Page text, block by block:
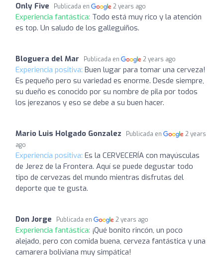
Only Five Publicada en 2 years ago
Experiencia fantástica: Todo está muy rico y la atención
es top. Un saludo de los galleguiños.
Bloguera del Mar Publicada en 2 years ago
Experiencia positiva: Buen lugar para tomar una cerveza!
Es pequeño pero su variedad es enorme. Desde siempre,
su dueño es conocido por su nombre de pila por todos
los jerezanos y eso se debe a su buen hacer.
Mario Luis Holgado Gonzalez Publicada en
2 years
ago
Experiencia positiva: Es la CERVECERÍA con mayúsculas
de Jerez de la Frontera. Aquí se puede degustar todo
tipo de cervezas del mundo mientras disfrutas del
deporte que te gusta.
Don Jorge Publicada en 2 years ago
Experiencia fantástica: ¡Qué bonito rincón, un poco
alejado, pero con comida buena, cerveza fantástica y una
camarera boliviana muy simpática!